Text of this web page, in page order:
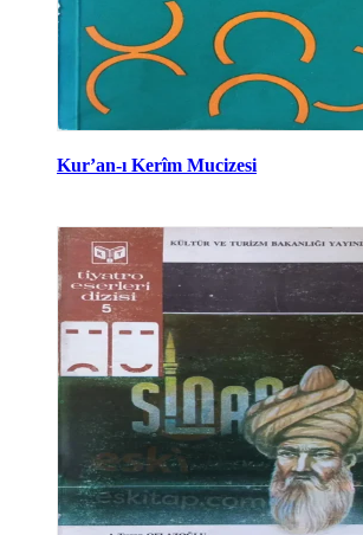
Kur’an-ı Kerîm Mucizesi